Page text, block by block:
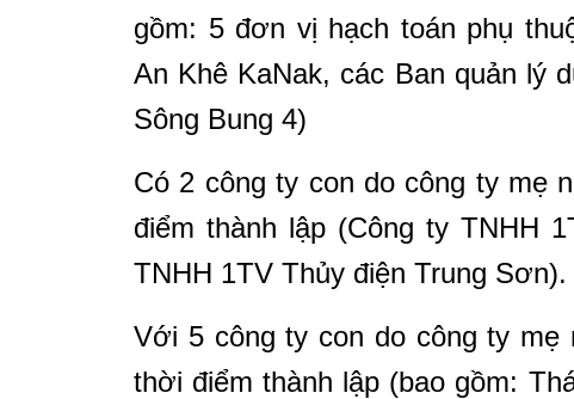
gồm: 5 đơn vị hạch toán phụ
An Khê KaNak, các Ban quản lý
Sông Bung 4)
Có 2 công ty con do công ty mẹ
điểm thành lập (Công ty TNHH
TNHH 1TV Thủy điện Trung Sơn).
Với 5 công ty con do công ty mẹ
thời điểm thành lập (bao gồm: